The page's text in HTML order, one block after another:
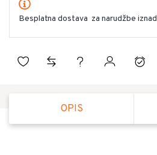
Besplatna dostava za narudžbe iznad
OPIS